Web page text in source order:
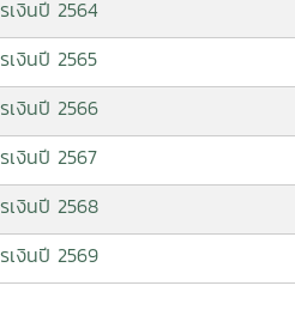
เงินปี 2564
เงินปี 2565
เงินปี 2566
เงินปี 2567
เงินปี 2568
เงินปี 2569